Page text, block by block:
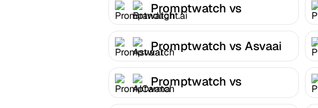
Promptwatch vs
Brandlight.ai
Promptwatch vs Asvaai
Promptwatch vs
AICarma